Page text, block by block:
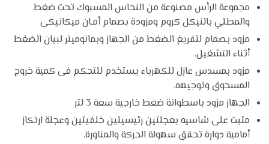
مجموعة الرأس مصنوعة من النحاس المسبوك تحت ضغط
والمطلي بالنيكل كروم ومزودة بصمام أمـان ميكانيكى
مزود بصمام لتفريغ الضغط من الجهاز وبمانوميتر لبيان الضغط
أثناء التشغيل.
مزود بمسدس عازل للكهرباء يستخدم للتحكم فى كمية خروج
المسحوق وتوجيهه.
الجهاز مزود باسطوانة ضغط خارجية سعة 3 لتر
مثبت على شاسيه بعجلتين رئيسيتين خلفيتين وعجلة ارتكاز
أمامية دوارة تحقق سهولة الحركة والمناورة.